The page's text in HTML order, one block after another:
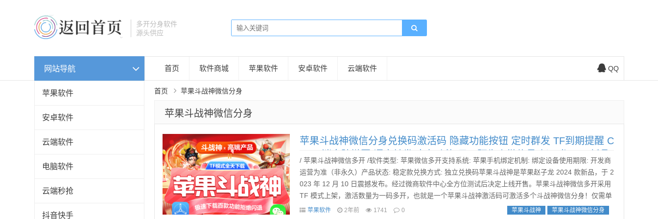
多开分身软件
源头供应
网站导航
苹果软件
安卓软件
云端软件
电脑软件
云端秒抢
抖音快手
首页 软件商城 苹果软件 安卓软件 云端软件 QQ
首页 苹果斗战神微信分身
苹果斗战神微信分身
苹果斗战神微信分身兑换码激活码 隐藏功能按钮 定时群发 TF到期提醒 C
allkit 消息防撤回 语音转发 密友功能 显示陌生人微信号 赵子龙2024新品
/ 苹果斗战神微信多开 /软件类型: 苹果微信多开支持系统: 苹果手机绑定机制: 绑定设备使用期限: 开发商
运营为准（非永久）产品状态: 稳定款兑换方式: 独立兑换码苹果斗战神是苹果赵子龙 2024 款新品，于 2
023 年 12 月 10 日震撼发布。经过微商软件中心全方位测试后决定上线开售。苹果斗战神微信多开采用
TF 模式上架，激活数量为一码多开，也就是一个苹果斗战神激活码可激活多个斗战神微信分身！仅需单
独购买斗战神兑换码下载分身...
苹果软件 2年前 1741 0 苹果斗战神 苹果斗战神微信分身